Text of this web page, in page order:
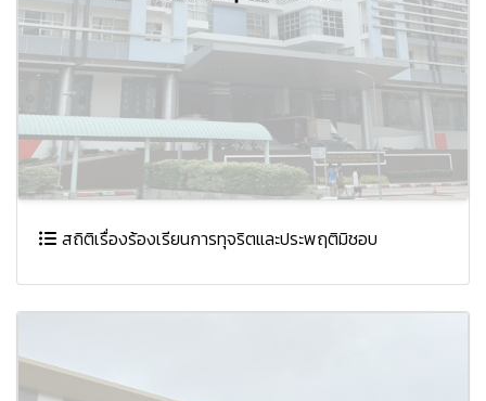
สถิติเรื่องร้องเรียนการทุจริตและประพฤติมิชอบ